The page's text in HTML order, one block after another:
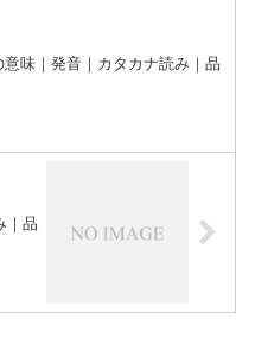
意味｜発音｜カタカナ読み｜品
｜品